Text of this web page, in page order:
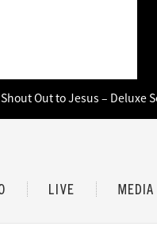
Shout Out to Jesus – Deluxe